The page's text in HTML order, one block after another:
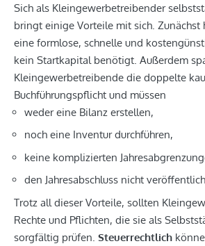
Sich als Kleingewerbetreibender
bringt einige Vorteile mit sich. Zunächst
eine formlose, schnelle und
kein Startkapital benötigt. Außerdem
Kleingewerbetreibende die doppelte
Buchführungspflicht und müssen
weder eine Bilanz erstellen,
noch eine Inventur durchführen,
keine komplizierten
den Jahresabschluss nicht
Trotz all dieser Vorteile, sollten
Rechte und Pflichten, die sie als
sorgfältig prüfen. Steuerrechtlich